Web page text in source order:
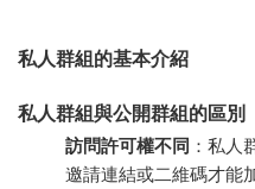
私人群組的基本介紹
私人群組與公開群組的區別
訪問許可權不同 ：私人
邀請連結或二維碼才能